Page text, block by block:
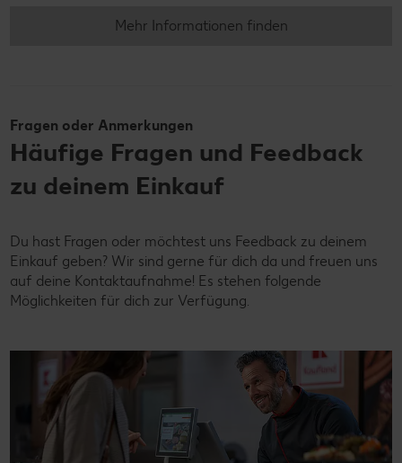
Mehr Informationen finden
Fragen oder Anmerkungen
Häufige Fragen und Feedback
zu deinem Einkauf
Du hast Fragen oder möchtest uns Feedback zu deinem
Einkauf geben? Wir sind gerne für dich da und freuen uns
auf deine Kontaktaufnahme! Es stehen folgende
Möglichkeiten für dich zur Verfügung.